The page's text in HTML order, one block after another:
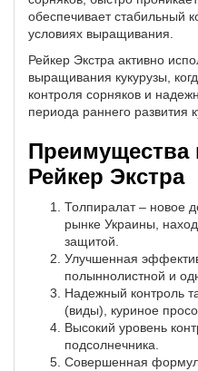
обеспечивает стабильный
условиях выращивания.
Рейкер Экстра активно
выращивания кукурузы,
контроля сорняков и
периода раннего развития
Преимущества
Рейкер Экстра
Толпиралат – новое
рынке Украины,
защитой.
Улучшенная
полыннолистной и
Надежный контроль
(виды), куриное
Высокий уровень
подсолнечника.
Совершенная